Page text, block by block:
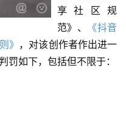
享社区规
范》、
《抖音
》 ，对该创作者作出进一
罚如下，包括但不限于：